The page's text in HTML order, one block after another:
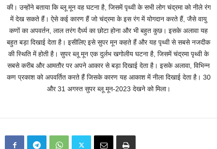
की। उन्होंने बताया कि ब्लू मून वह घटना है, जिसमें पृथ्वी के सभी लोग चंद्रमा को नीले रंग
में देख सकते हैं। ऐसे कई कारण हैं जो चंद्रमा के इस रंग में योगदान करते हैं, जैसे वायु
कणों का अपवर्तन, लाल तरंग दैर्ध्य का छोटा होना और भी बहुत कुछ। इसके अलावा यह
बहुत बड़ा दिखाई देता है। इसीलिए इसे सुपर मून कहते हैं और यह पृथ्वी से सबसे नजदीक
की स्थिति में होती है। सुपर ब्लू मून एक दुर्लभ खगोलीय घटना है, जिसमें चंद्रमा पृथ्वी के
सबसे करीब और आमतौर पर अपने आकार से बड़ा दिखाई देता है। इसके अलावा, विभिन्न
कण प्रकाश को अपवर्तित करते हैं जिसके कारण यह आकाश में नीला दिखाई देता है। 30
और 31 अगस्त सुपर ब्लू मून-2023 देखने को मिला।